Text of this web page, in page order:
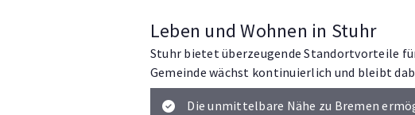
Leben und Wohnen in Stuhr
Stuhr bietet überzeugende Standortvorteile
Gemeinde wächst kontinuierlich und bleibt
Die unmittelbare Nähe zu Bremen